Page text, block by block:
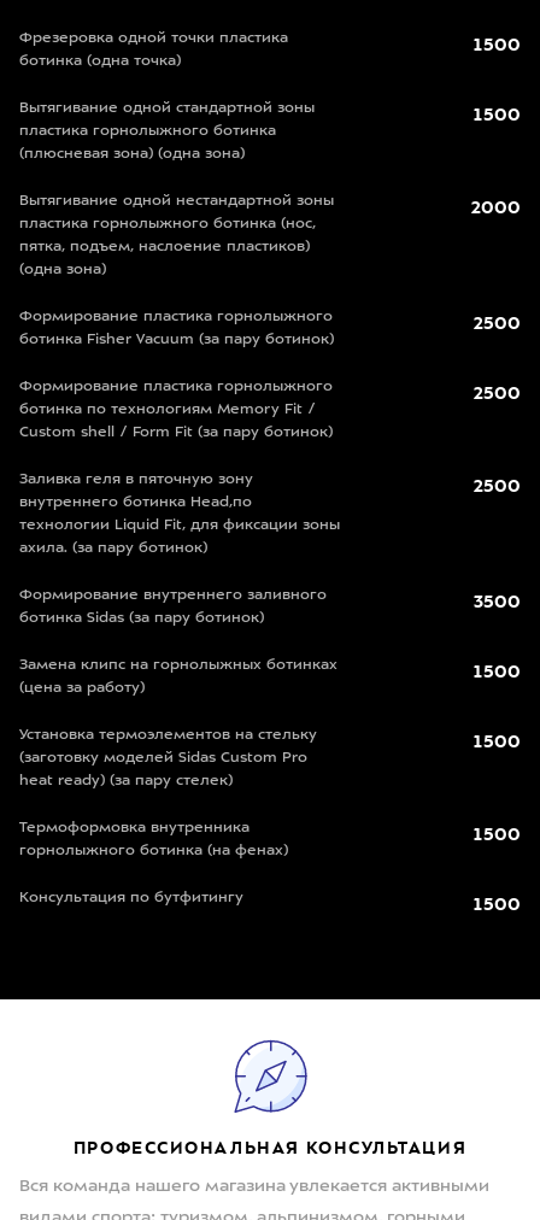
Фрезеровка одной точки пластика
ботинка (одна точка)
1500
Вытягивание одной стандартной зоны
пластика горнолыжного ботинка
(плюсневая зона) (одна зона)
1500
Вытягивание одной нестандартной зоны
пластика горнолыжного ботинка (нос,
пятка, подъем, наслоение пластиков)
(одна зона)
2000
Формирование пластика горнолыжного
ботинка Fisher Vacuum (за пару ботинок)
2500
Формирование пластика горнолыжного
ботинка по технологиям Memory Fit /
Custom shell / Form Fit (за пару ботинок)
2500
Заливка геля в пяточную зону
внутреннего ботинка Head,по
технологии Liquid Fit, для фиксации зоны
ахила. (за пару ботинок)
2500
Формирование внутреннего заливного
ботинка Sidas (за пару ботинок)
3500
Замена клипс на горнолыжных ботинках
(цена за работу)
1500
Установка термоэлементов на стельку
(заготовку моделей Sidas Custom Pro
heat ready) (за пару стелек)
1500
Термоформовка внутренника
горнолыжного ботинка (на фенах)
1500
Консультация по бутфитингу 1500
ПРОФЕССИОНАЛЬНАЯ КОНСУЛЬТАЦИЯ
Вся команда нашего магазина увлекается активными